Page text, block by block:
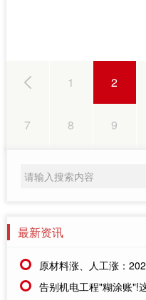
1 2
7 8 9
最新资讯
原材料涨、人工涨：2026工
告别机电工程"糊涂账"!这款